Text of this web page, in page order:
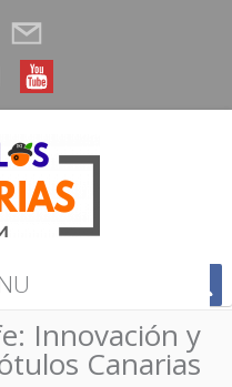
Innovación y
Canarias